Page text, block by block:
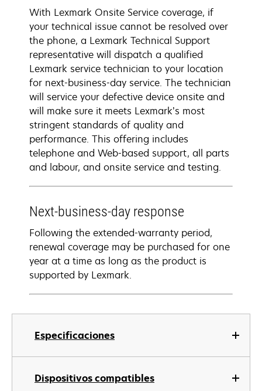
Especificaciones
Dispositivos compatibles
With Lexmark Onsite Service coverage, if
your technical issue cannot be resolved over
the phone, a Lexmark Technical Support
representative will dispatch a qualified
Lexmark service technician to your location
for next-business-day service. The technician
will service your defective device onsite and
will make sure it meets Lexmark’s most
stringent standards of quality and
performance. This offering includes
telephone and Web-based support, all parts
and labour, and onsite service and testing.
Next-business-day response
Following the extended-warranty period,
renewal coverage may be purchased for one
year at a time as long as the product is
supported by Lexmark.